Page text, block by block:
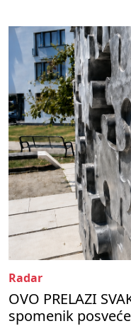
Radar
OVO PRELAZI
spomenik